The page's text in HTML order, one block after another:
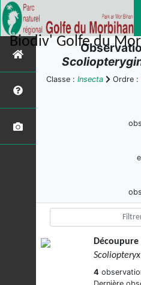
Biodiv' Golfe du
Classe : Insecta Ordre :
Découpure
4